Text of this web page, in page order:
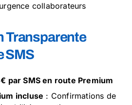
collaborateurs
Transparente
SMS
par SMS en route Premium
incluse : Confirmations de